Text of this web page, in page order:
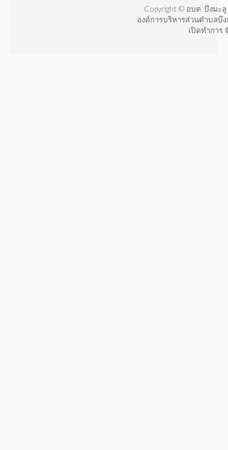
Copyright © อบต. บึงมะ
องค์การบริหารส่วนตำบลบึ